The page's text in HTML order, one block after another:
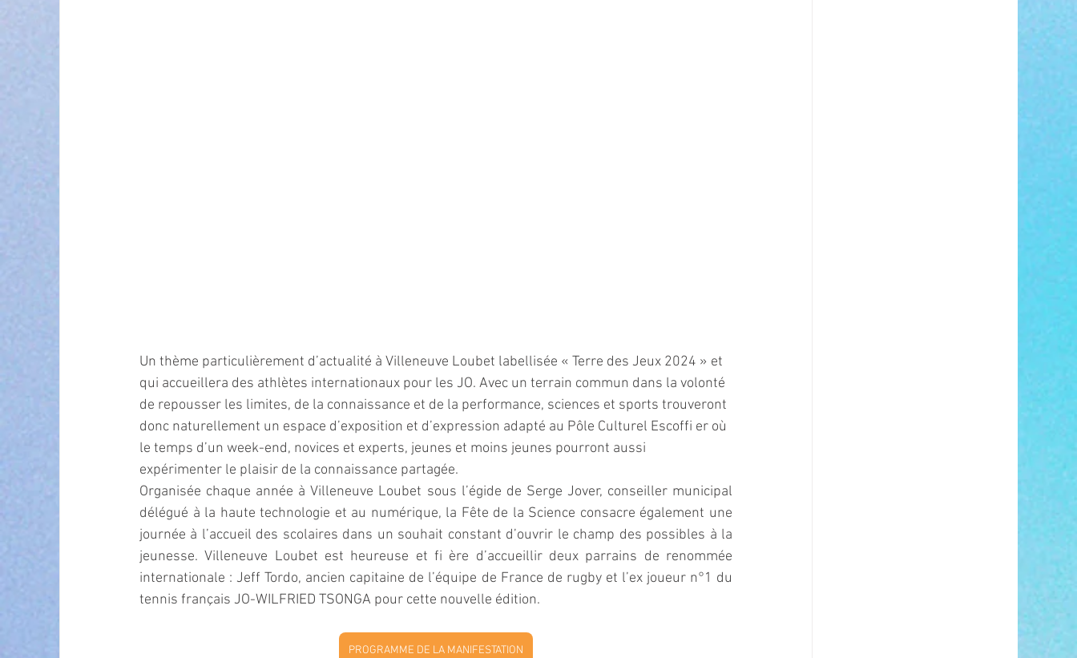
Un thème particulièrement d’actualité à Villeneuve Loubet labellisée « Terre des Jeux 2024 » et
qui accueillera des athlètes internationaux pour les JO. Avec un terrain commun dans la volonté
de repousser les limites, de la connaissance et de la performance, sciences et sports trouveront
donc naturellement un espace d’exposition et d’expression adapté au Pôle Culturel Escoffi er où
le temps d’un week-end, novices et experts, jeunes et moins jeunes pourront aussi
expérimenter le plaisir de la connaissance partagée.
Organisée chaque année à Villeneuve Loubet sous l’égide de Serge Jover, conseiller municipal
délégué à la haute technologie et au numérique, la Fête de la Science consacre également une
journée à l’accueil des scolaires dans un souhait constant d’ouvrir le champ des possibles à la
jeunesse. Villeneuve Loubet est heureuse et fi ère d’accueillir deux parrains de renommée
internationale : Jeff Tordo, ancien capitaine de l’équipe de France de rugby et l’ex joueur n°1 du
tennis français JO-WILFRIED TSONGA pour cette nouvelle édition.
PROGRAMME DE LA MANIFESTATION